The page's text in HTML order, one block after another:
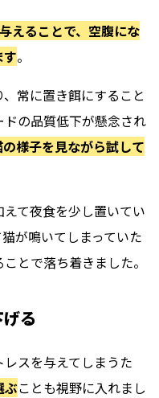
えることで、空腹にな
。
常に置き餌にすること
の品質低下が懸念され
の様子を見ながら試して
て夜食を少し置いてい
が鳴いてしまっていた
とで落ち着きました。
る
スを与えてしまうた
ぶことも視野に入れまし